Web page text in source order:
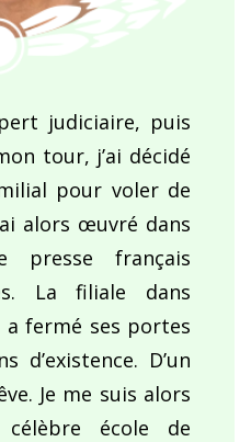
judiciaire, puis
tour, j’ai décidé
pour voler de
alors œuvré dans
français
La filiale dans
fermé ses portes
d’existence. D’un
Je me suis alors
école de